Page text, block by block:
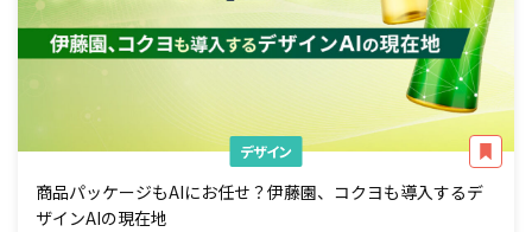
デザイン
商品パッケージもAIにお任せ？伊藤園、コクヨも導入するデ
ザインAIの現在地